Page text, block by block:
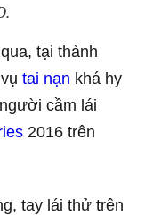
tại thành
tai nạn khá hy
cầm lái
2016 trên
tay lái thử trên